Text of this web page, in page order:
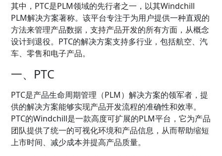
其中，PTC是PLM领域的先行者之一，以其Windchill
PLM解决方案著称。该平台专注于为用户提供一种直观的
方法来管理产品数据，支持产品开发的所有方面，从概念
设计到退役。PTC的解决方案支持多行业，包括航空、汽
车、零售和电子产品。
一、PTC
PTC是产品生命周期管理（PLM）解决方案的领军者，提
供的解决方案能够实现产品开发流程的准确性和效率。
PTC的Windchill是一款高度可扩展的PLM平台，它为产品
团队提供了统一的可视化环境和产品信息，从而帮助缩短
上市时间、减少成本并提高产品质量。